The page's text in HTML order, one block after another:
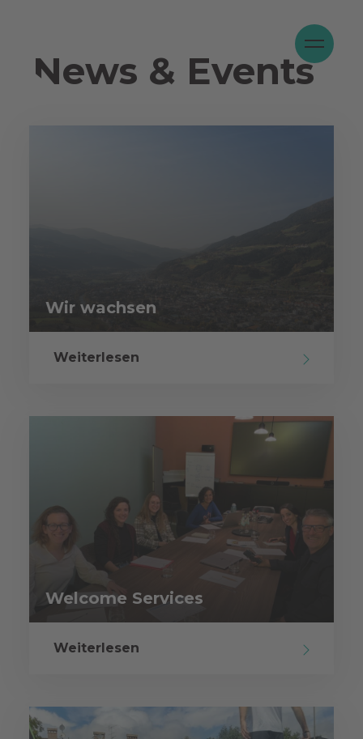
News & Events
Wir wachsen
Weiterlesen
Welcome Services
Weiterlesen